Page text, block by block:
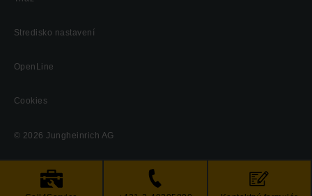
Stredisko nastavení
OpenLine
Cookies
© 2026 Jungheinrich AG